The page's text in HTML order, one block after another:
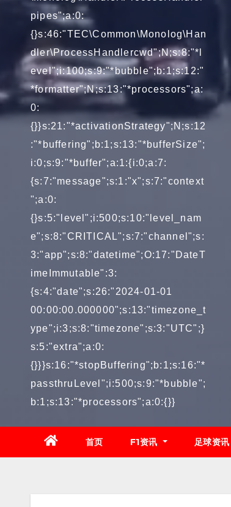
pipes";a:0:
{}s:46:"TEC\Common\Monolog\Han
dler\ProcessHandlercwd";N;s:8:"*l
evel";i:100;s:9:"*bubble";b:1;s:12:"
*formatter";N;s:13:"*processors";a:
0:
{}}s:21:"*activationStrategy";N;s:12
:"*buffering";b:1;s:13:"*bufferSize";
i:0;s:9:"*buffer";a:1:{i:0;a:7:
{s:7:"message";s:1:"x";s:7:"context
";a:0:
{}s:5:"level";i:500;s:10:"level_nam
e";s:8:"CRITICAL";s:7:"channel";s:
3:"app";s:8:"datetime";O:17:"DateT
imeImmutable":3:
{s:4:"date";s:26:"2024-01-01
00:00:00.000000";s:13:"timezone_t
ype";i:3;s:8:"timezone";s:3:"UTC";}
s:5:"extra";a:0:
{}}}s:16:"*stopBuffering";b:1;s:16:"*
passthruLevel";i:500;s:9:"*bubble";
b:1;s:13:"*processors";a:0:{}}
首页 F1资讯 足球资讯